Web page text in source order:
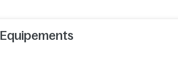
Equipements